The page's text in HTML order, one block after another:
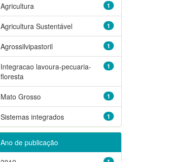
1
Agricultura
1
Agricultura Sustentável
1
Agrossilvipastoril
1
Integracao lavoura-pecuaria-
floresta
1
Mato Grosso
1
Sistemas integrados
Ano de publicação